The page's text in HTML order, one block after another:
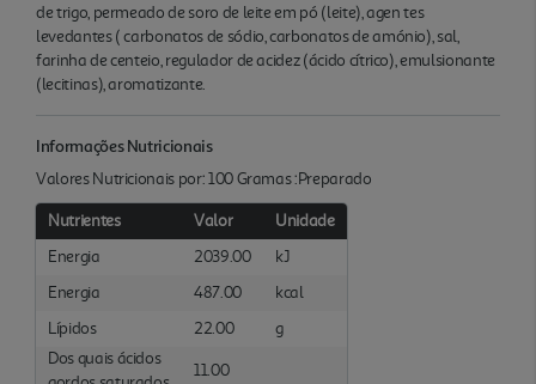
de trigo, permeado de soro de leite em pó (leite), agen tes
levedantes ( carbonatos de sódio, carbonatos de amónio), sal,
farinha de centeio, regulador de acidez (ácido cítrico), emulsionante
(lecitinas), aromatizante.
Informações Nutricionais
Valores Nutricionais por: 100 Gramas :Preparado
Nutrientes Valor
Unidade
Energia
2039.00
kJ
Energia
487.00
kcal
Lípidos
22.00
g
Dos quais ácidos
11.00